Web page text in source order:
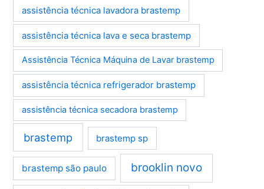
assistência técnica lavadora brastemp
assistência técnica lava e seca brastemp
Assistência Técnica Máquina de Lavar brastemp
assistência técnica refrigerador brastemp
assistência técnica secadora brastemp
brastemp brastemp sp
brastemp são paulo brooklin novo